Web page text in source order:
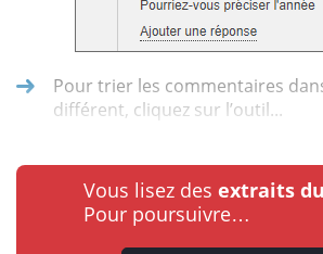
Pour trier les commentaires
différent, cliquez sur l’outil...
Vous lisez des extraits
Pour poursuivre…